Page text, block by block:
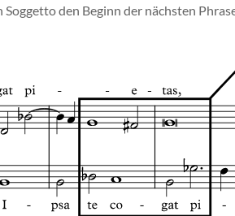
den Beginn der nächsten